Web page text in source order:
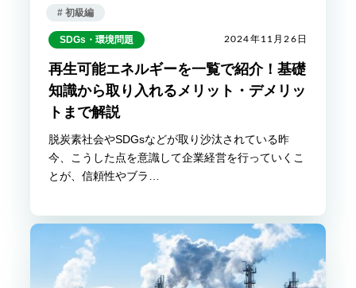
# 初級編
SDGs・環境問題 2024年11月26日
再生可能エネルギーを一覧で紹介！基礎
知識から取り入れるメリット・デメリッ
トまで解説
脱炭素社会やSDGsなどが取り沙汰されている昨
今、こうした点を意識して企業経営を行っていくこ
とが、信頼性やブラ…